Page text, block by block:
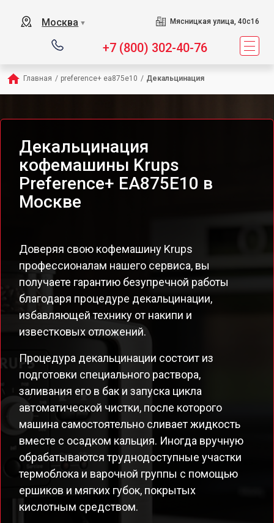
Москва ▼ Мясницкая улица, 40с16
+7 (800) 302-40-76
Главная / preference+ ea875e10 / Декальцинация
Декальцинация
кофемашины Krups
Preference+ EA875E10 в
Москве
Доверяя свою кофемашину Krups
профессионалам нашего сервиса, вы
получаете гарантию безупречной работы
благодаря процедуре декальцинации,
избавляющей технику от накипи и
известковых отложений.
Процедура декальцинации состоит из
подготовки специального раствора,
заливания его в бак и запуска цикла
автоматической чистки, после которого
машина самостоятельно сливает жидкость
вместе с осадком кальция. Иногда вручную
обрабатываются труднодоступные участки
термоблока и варочной группы с помощью
ершиков и мягких губок, покрытых
кислотным средством.